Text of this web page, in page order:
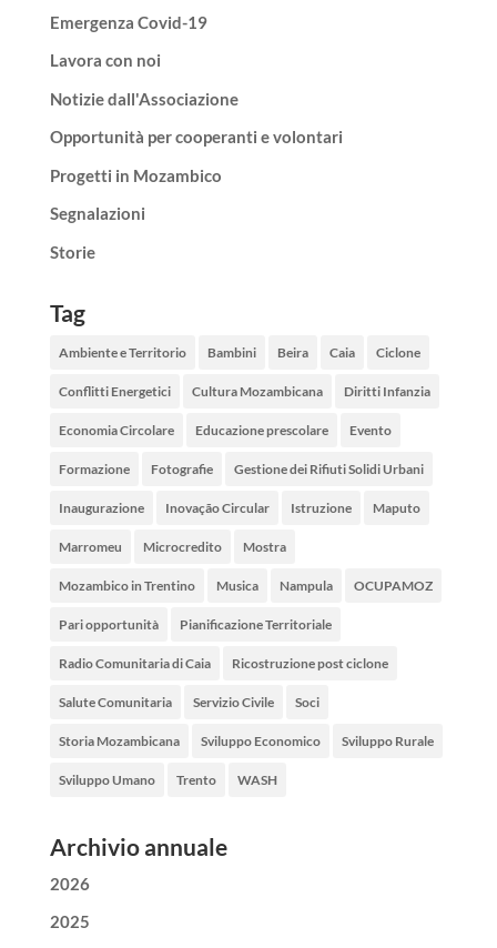
Emergenza Covid-19
Lavora con noi
Notizie dall'Associazione
Opportunità per cooperanti e volontari
Progetti in Mozambico
Segnalazioni
Storie
Tag
Ambiente e Territorio Bambini Beira Caia Ciclone
Conflitti Energetici Cultura Mozambicana Diritti Infanzia
Economia Circolare Educazione prescolare Evento
Formazione Fotografie Gestione dei Rifiuti Solidi Urbani
Inaugurazione Inovação Circular Istruzione Maputo
Marromeu Microcredito Mostra
Mozambico in Trentino Musica Nampula OCUPAMOZ
Pari opportunità Pianificazione Territoriale
Radio Comunitaria di Caia Ricostruzione post ciclone
Salute Comunitaria Servizio Civile Soci
Storia Mozambicana Sviluppo Economico Sviluppo Rurale
Sviluppo Umano Trento WASH
Archivio annuale
2026
2025